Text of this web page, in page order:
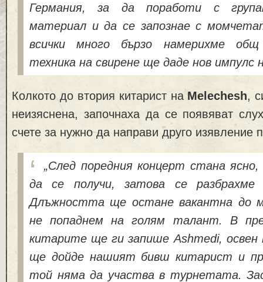
Германия, за да поработи с
материал и да се запознае с
всички много бързо намерихме
техника на свирене ще даде нов импулс
Колкото до втория китарист на Melechesh,
неизяснена, започнаха да се появяват
счете за нужно да направи друго изявление
„След поредния концерт стана
да се получи, затова се разбрахме
Длъжността ще остане вакантна до
не попаднем на голям талант. В
китарите ще ги запише Ashmedi, освен
ще дойде нашият бивш китарист и
той няма да участва в турнетата.